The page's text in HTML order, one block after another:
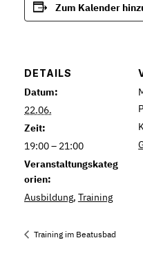
Zum Kalender
DETAILS
Datum:
22.06.
Zeit:
19:00 – 21:00
Veranstaltungskateg
orien:
Ausbildung, Training
Training im Beatusbad